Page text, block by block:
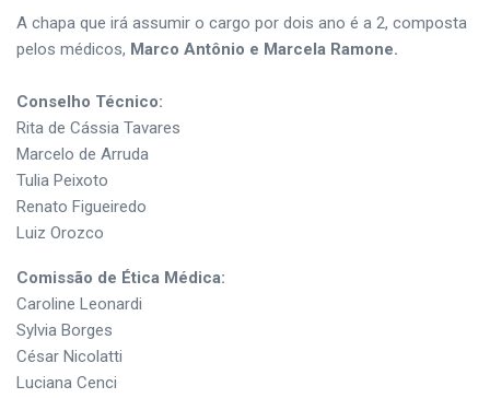
A chapa que irá assumir o cargo por dois ano é a 2, composta
pelos médicos, Marco Antônio e Marcela Ramone.
Conselho Técnico:
Rita de Cássia Tavares
Marcelo de Arruda
Tulia Peixoto
Renato Figueiredo
Luiz Orozco
Comissão de Ética Médica:
Caroline Leonardi
Sylvia Borges
César Nicolatti
Luciana Cenci